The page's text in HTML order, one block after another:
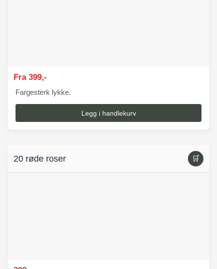
Fra 399,-
Fargesterk lykke.
Legg i handlekurv
20 røde roser 🛒